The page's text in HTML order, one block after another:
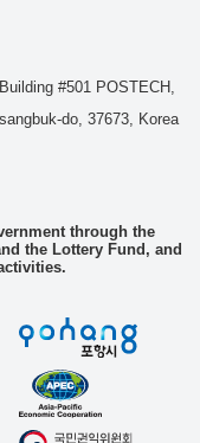
#501 POSTECH,
do, 37673, Korea
through the
the Lottery Fund, and